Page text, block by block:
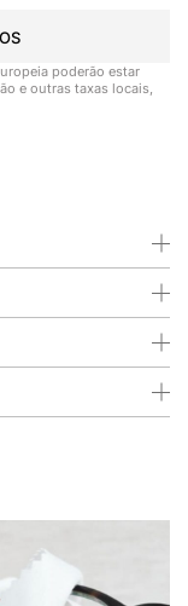
poderão estar
e outras taxas locais,